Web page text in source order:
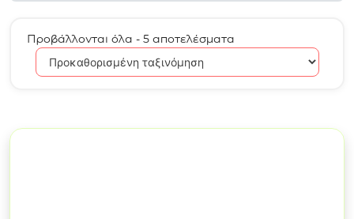
Προβάλλονται όλα - 5 αποτελέσματα